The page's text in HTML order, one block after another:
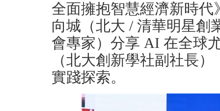
全面擁抱智慧經濟新時
向城（北大 / 清華明星
會專家）分享 AI 在全球
（北大創新學社副社長
實踐探索。